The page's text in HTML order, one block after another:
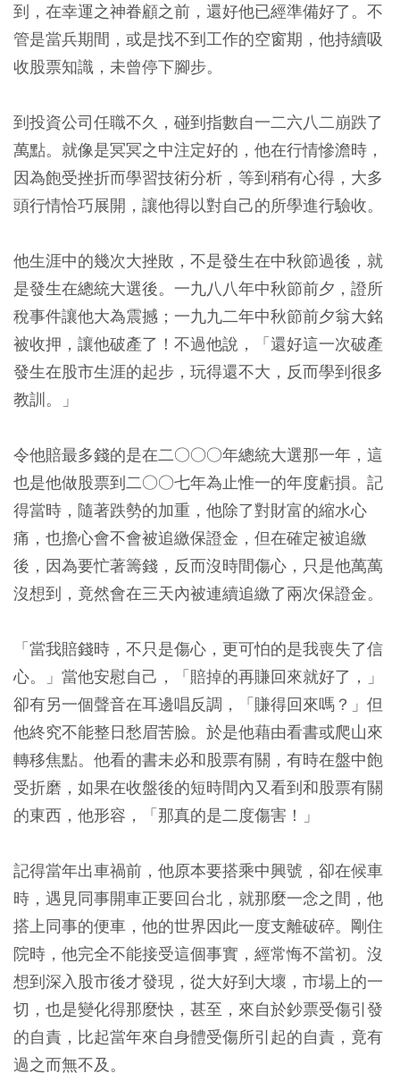
到，在幸運之神眷顧之前，還好他已經準備好了。不
管是當兵期間，或是找不到工作的空窗期，他持續吸
收股票知識，未曾停下腳步。
到投資公司任職不久，碰到指數自一二六八二崩跌了
萬點。就像是冥冥之中注定好的，他在行情慘澹時，
因為飽受挫折而學習技術分析，等到稍有心得，大多
頭行情恰巧展開，讓他得以對自己的所學進行驗收。
他生涯中的幾次大挫敗，不是發生在中秋節過後，就
是發生在總統大選後。一九八八年中秋節前夕，證所
稅事件讓他大為震撼；一九九二年中秋節前夕翁大銘
被收押，讓他破產了！不過他說，「還好這一次破產
發生在股市生涯的起步，玩得還不大，反而學到很多
教訓。」
令他賠最多錢的是在二○○○年總統大選那一年，這
也是他做股票到二○○七年為止惟一的年度虧損。記
得當時，隨著跌勢的加重，他除了對財富的縮水心
痛，也擔心會不會被追繳保證金，但在確定被追繳
後，因為要忙著籌錢，反而沒時間傷心，只是他萬萬
沒想到，竟然會在三天內被連續追繳了兩次保證金。
「當我賠錢時，不只是傷心，更可怕的是我喪失了信
心。」當他安慰自己，「賠掉的再賺回來就好了，」
卻有另一個聲音在耳邊唱反調，「賺得回來嗎？」但
他終究不能整日愁眉苦臉。於是他藉由看書或爬山來
轉移焦點。他看的書未必和股票有關，有時在盤中飽
受折磨，如果在收盤後的短時間內又看到和股票有關
的東西，他形容，「那真的是二度傷害！」
記得當年出車禍前，他原本要搭乘中興號，卻在候車
時，遇見同事開車正要回台北，就那麼一念之間，他
搭上同事的便車，他的世界因此一度支離破碎。剛住
院時，他完全不能接受這個事實，經常悔不當初。沒
想到深入股市後才發現，從大好到大壞，市場上的一
切，也是變化得那麼快，甚至，來自於鈔票受傷引發
的自責，比起當年來自身體受傷所引起的自責，竟有
過之而無不及。